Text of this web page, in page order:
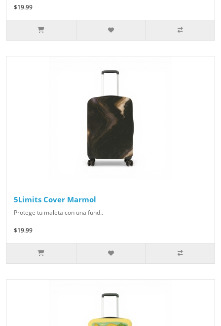
$19.99
5Limits Cover Marmol
Protege tu maleta con una fund..
$19.99